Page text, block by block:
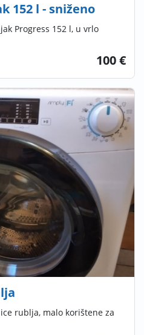
152 l - sniženo
Progress 152 l, u vrlo
100 €
rublja, malo korištene za